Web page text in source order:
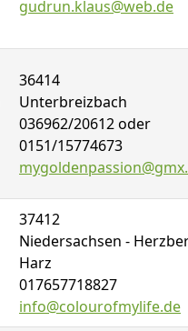
gudrun.klaus@web.de
36414
Unterbreizbach
036962/20612 oder
0151/15774673
37412
Niedersachsen -
Harz
017657718827
info@colourofmylife.de